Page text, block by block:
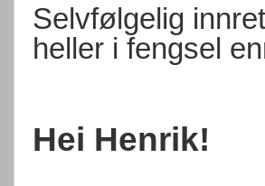
Selvfølgelig
heller i fengsel
Hei Henrik!